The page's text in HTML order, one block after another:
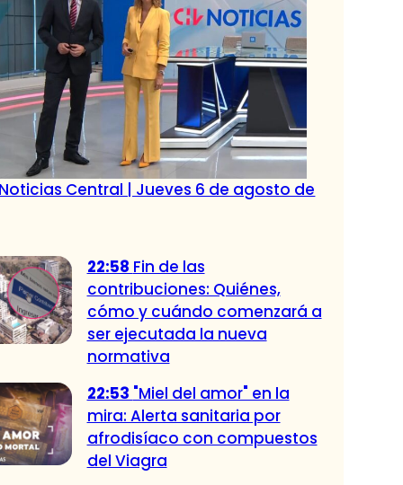
Central | Jueves 6 de agosto de
22:58 Fin de las
contribuciones: Quiénes,
cómo y cuándo comenzará a
ser ejecutada la nueva
normativa
22:53 "Miel del amor" en la
mira: Alerta sanitaria por
afrodisíaco con compuestos
del Viagra